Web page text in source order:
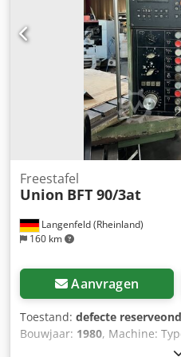
mogelijk van de fabrikant.De
trouw gegeven, maar de
gegarandeerd. Wij raden u
controleren.
Langenfeld (Rheinland)
160 km
Freestafel
Union BFT 90/3at
Aanvragen
Toestand: defecte
Bouwjaar: 1980, Machine:
UNION Bouwjaar: 1980